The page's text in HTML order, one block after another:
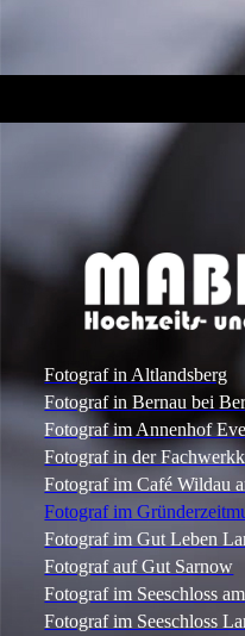
Fotograf in Altlandsberg
Fotograf in Bernau bei
Fotograf im Annenhof
Fotograf in der
Fotograf im Café Wildau
Fotograf im
Fotograf im Gut Leben
Fotograf auf Gut Sarnow
Fotograf im Seeschloss
Fotograf im Seeschloss